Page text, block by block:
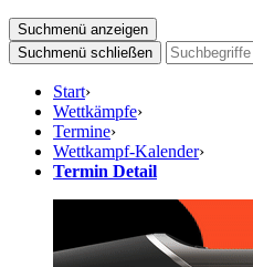
Suchmenü anzeigen
Suchmenü schließen
Start›
Wettkämpfe›
Termine›
Wettkampf-Kalender›
Termin Detail